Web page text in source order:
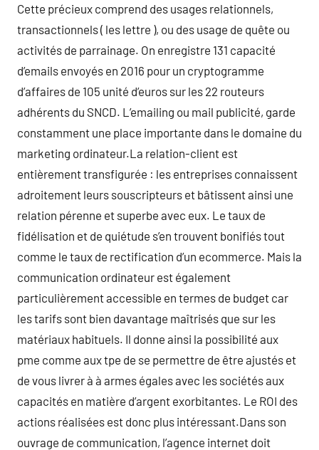
Cette précieux comprend des usages relationnels,
transactionnels ( les lettre ), ou des usage de quête ou
activités de parrainage. On enregistre 131 capacité
d’emails envoyés en 2016 pour un cryptogramme
d’affaires de 105 unité d’euros sur les 22 routeurs
adhérents du SNCD. L’emailing ou mail publicité, garde
constamment une place importante dans le domaine du
marketing ordinateur.La relation-client est
entièrement transfigurée : les entreprises connaissent
adroitement leurs souscripteurs et bâtissent ainsi une
relation pérenne et superbe avec eux. Le taux de
fidélisation et de quiétude s’en trouvent bonifiés tout
comme le taux de rectification d’un ecommerce. Mais la
communication ordinateur est également
particulièrement accessible en termes de budget car
les tarifs sont bien davantage maîtrisés que sur les
matériaux habituels. Il donne ainsi la possibilité aux
pme comme aux tpe de se permettre de être ajustés et
de vous livrer à à armes égales avec les sociétés aux
capacités en matière d’argent exorbitantes. Le ROI des
actions réalisées est donc plus intéressant.Dans son
ouvrage de communication, l’agence internet doit